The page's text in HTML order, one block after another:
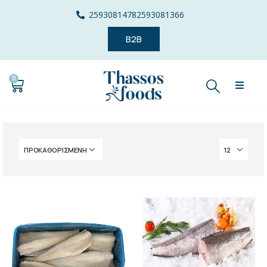
25930814782593081366
B2B
0